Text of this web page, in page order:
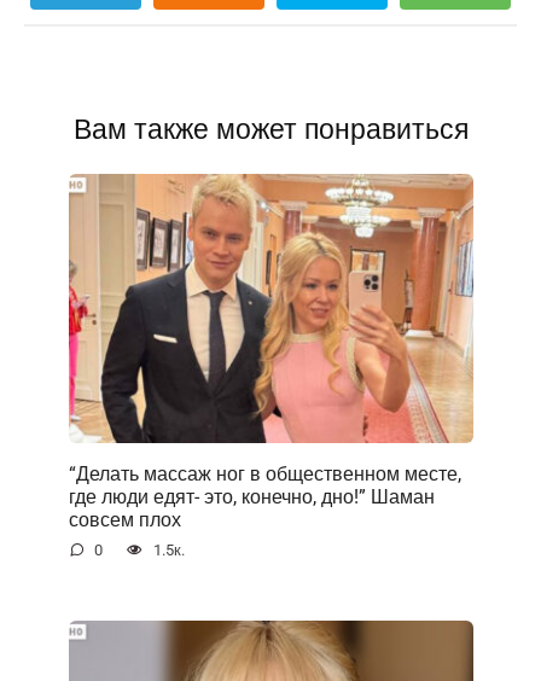
Вам также может понравиться
“Делать массаж ног в общественном месте,
где люди едят- это, конечно, дно!” Шаман
совсем плох
0 1.5к.